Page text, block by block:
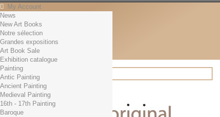
My Account
Contact
English
English
Français
News
Search
News
New Art Books
Notre sélection
Grandes expositions
Art Book Sale
Exhibition catalogue
Painting
Antic Painting
Ancient Painting
Medieval Painting
16th - 17th Painting
Baroque